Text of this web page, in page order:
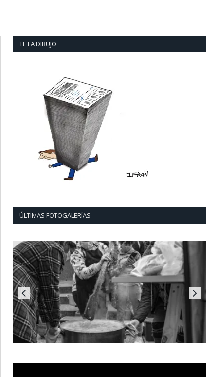
TE LA DIBUJO
ÚLTIMAS FOTOGALERÍAS